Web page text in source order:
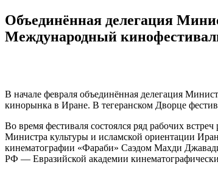
Объединённая делегация
Международный
В начале февраля объединённая делегация
кинорынка в Иране. В тегеранском Дворце
Во время фестиваля состоялся ряд рабочих
Министра культуры и исламской ориентации
кинематографии «Фараби» Саэдом Махди
РФ — Евразийской академии